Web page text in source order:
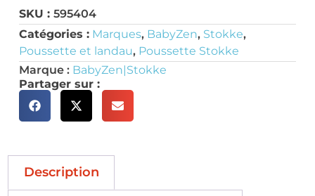
SKU : 595404
Catégories : Marques, BabyZen, Stokke,
Poussette et landau, Poussette Stokke
Marque : BabyZen|Stokke
Partager sur :
Description